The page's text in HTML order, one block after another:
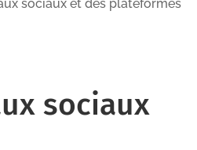
sociaux et des plateformes
sociaux